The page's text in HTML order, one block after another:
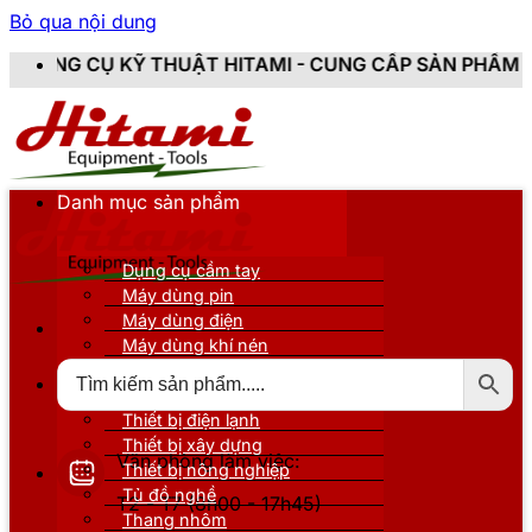
Bỏ qua nội dung
HITAMI - CUNG CẤP SẢN PHẨM CHÍNH HÃNG,
Văn phòng làm việc:
T2 - T7 (8h00 - 17h45)
Danh mục sản phẩm
Dụng cụ cầm tay
Máy dùng pin
Máy dùng điện
Máy dùng khí nén
Thiết bị nâng đỡ
Thiết bị điện lạnh
Thiết bị xây dựng
Thiết bị nông nghiệp
Tủ đồ nghề
Thang nhôm